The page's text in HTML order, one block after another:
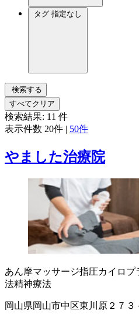
タグ 指定なし
検索する
すべてクリア
検索結果: 11 件
表示件数 20件 | 50件
やました治療院
あん摩マッサージ指圧カイロプ
法精神療法
岡山県岡山市中区東川原２７３